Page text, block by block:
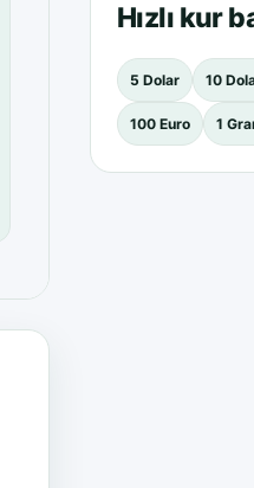
Hızlı kur
5 Dolar 10
100 Euro 1